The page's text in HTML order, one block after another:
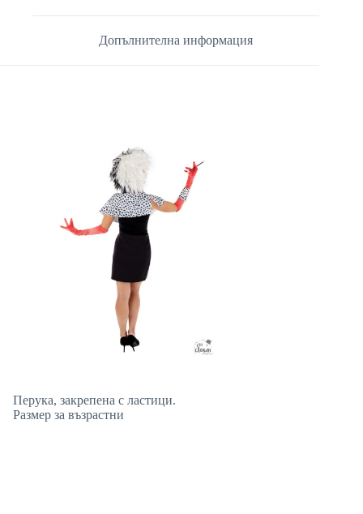
Допълнителна информация
Перука, закрепена с ластици.
Размер за възрастни